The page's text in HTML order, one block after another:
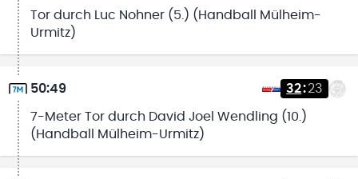
Tor durch Luc Nohner (5.) (Handball Mülheim-
Urmitz)
50:49 32:23
7-Meter Tor durch David Joel Wendling (10.)
(Handball Mülheim-Urmitz)